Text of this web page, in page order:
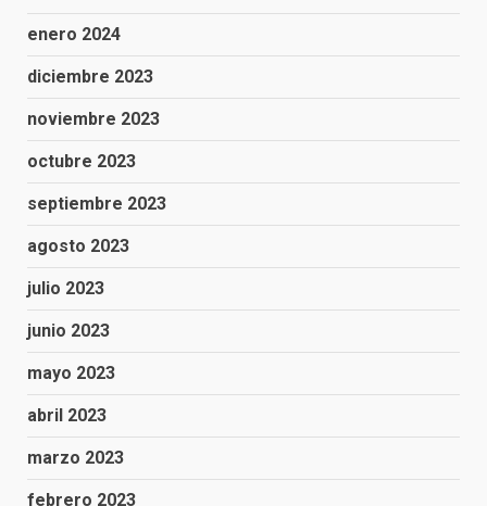
enero 2024
diciembre 2023
noviembre 2023
octubre 2023
septiembre 2023
agosto 2023
julio 2023
junio 2023
mayo 2023
abril 2023
marzo 2023
febrero 2023